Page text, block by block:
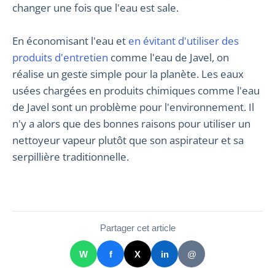
changer une fois que l'eau est sale.
En économisant l'eau et en évitant d'utiliser des
produits d'entretien comme l'eau de Javel, on
réalise un geste simple pour la planète. Les eaux
usées chargées en produits chimiques comme l'eau
de Javel sont un problème pour l'environnement. Il
n'y a alors que des bonnes raisons pour utiliser un
nettoyeur vapeur plutôt que son aspirateur et sa
serpillière traditionnelle.
Partager cet article
W f X in @